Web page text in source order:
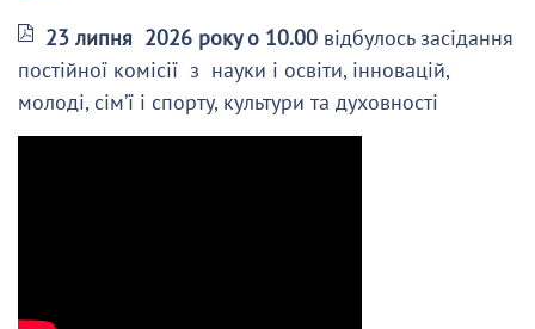
23 липня 2026 року о 10.00 відбулось засідання
постійної комісії з науки і освіти, інновацій,
молоді, сім’ї і спорту, культури та духовності